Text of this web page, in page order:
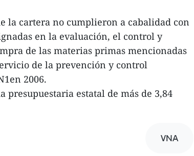
la cartera no cumplieron a cabalidad con
en la evaluación, el control y
de las materias primas mencionadas
de la prevención y control
2006.
presupuestaria estatal de más de 3,84
VNA